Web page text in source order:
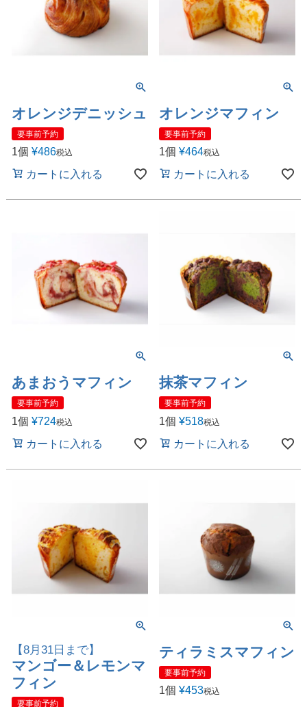
オレンジデニッシュ
要事前予約
1個 ¥486税込
カートに入れる
オレンジマフィン
要事前予約
1個 ¥464税込
カートに入れる
あまおうマフィン
要事前予約
1個 ¥724税込
カートに入れる
抹茶マフィン
要事前予約
1個 ¥518税込
カートに入れる
【8月31日まで】
マンゴー＆レモンマ
フィン
要事前予約
ティラミスマフィン
要事前予約
1個 ¥453税込